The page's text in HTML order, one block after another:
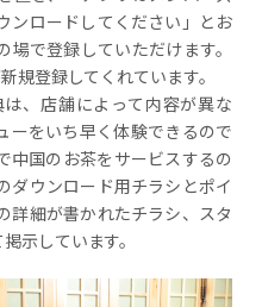
ンロードしてください」とお
で登録していただけます。
規登録してくれています。
、店舗によって内容が異な
ーをいち早く体験できるので
中国のお茶をサービスするの
ダウンロード用チラシとポイ
詳細が書かれたチラシ、スタ
示しています。